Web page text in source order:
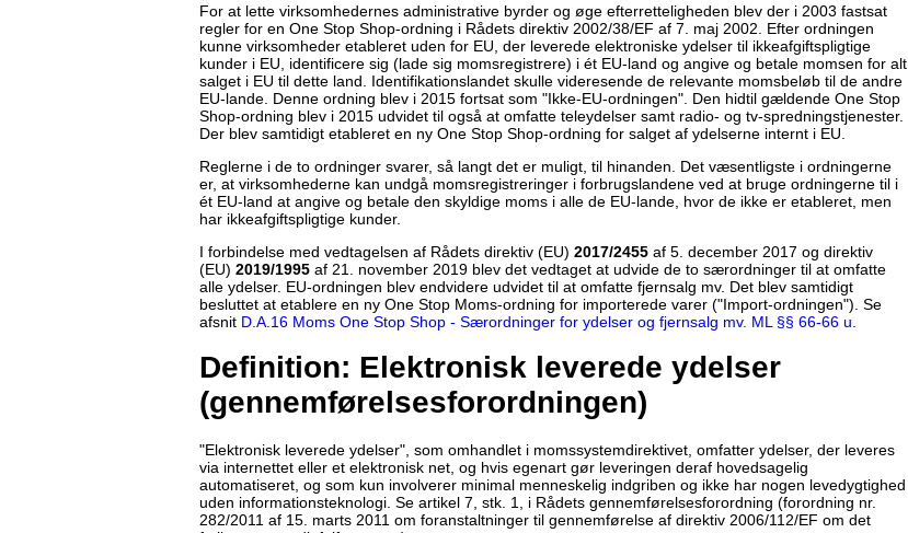
For at lette virksomhedernes administrative byrder og øge efterretteligheden blev der i 2003 fastsat
regler for en One Stop Shop-ordning i Rådets direktiv 2002/38/EF af 7. maj 2002. Efter ordningen
kunne virksomheder etableret uden for EU, der leverede elektroniske ydelser til ikkeafgiftspligtige
kunder i EU, identificere sig (lade sig momsregistrere) i ét EU-land og angive og betale momsen for alt
salget i EU til dette land. Identifikationslandet skulle videresende de relevante momsbeløb til de andre
EU-lande. Denne ordning blev i 2015 fortsat som "Ikke-EU-ordningen". Den hidtil gældende One Stop
Shop-ordning blev i 2015 udvidet til også at omfatte teleydelser samt radio- og tv-spredningstjenester.
Der blev samtidigt etableret en ny One Stop Shop-ordning for salget af ydelserne internt i EU.
Reglerne i de to ordninger svarer, så langt det er muligt, til hinanden. Det væsentligste i ordningerne
er, at virksomhederne kan undgå momsregistreringer i forbrugslandene ved at bruge ordningerne til i
ét EU-land at angive og betale den skyldige moms i alle de EU-lande, hvor de ikke er etableret, men
har ikkeafgiftspligtige kunder.
I forbindelse med vedtagelsen af Rådets direktiv (EU) 2017/2455 af 5. december 2017 og direktiv
(EU) 2019/1995 af 21. november 2019 blev det vedtaget at udvide de to særordninger til at omfatte
alle ydelser. EU-ordningen blev endvidere udvidet til at omfatte fjernsalg mv. Det blev samtidigt
besluttet at etablere en ny One Stop Moms-ordning for importerede varer ("Import-ordningen"). Se
afsnit D.A.16 Moms One Stop Shop - Særordninger for ydelser og fjernsalg mv. ML §§ 66-66 u
Definition: Elektronisk leverede ydelser
(gennemførelsesforordningen)
"Elektronisk leverede ydelser", som omhandlet i momssystemdirektivet, omfatter ydelser, der leveres
via internettet eller et elektronisk net, og hvis egenart gør leveringen deraf hovedsagelig
automatiseret, og som kun involverer minimal menneskelig indgriben og ikke har nogen levedygtighed
uden informationsteknologi. Se artikel 7, stk. 1, i Rådets gennemførelsesforordning (forordning nr.
282/2011 af 15. marts 2011 om foranstaltninger til gennemførelse af direktiv 2006/112/EF om det